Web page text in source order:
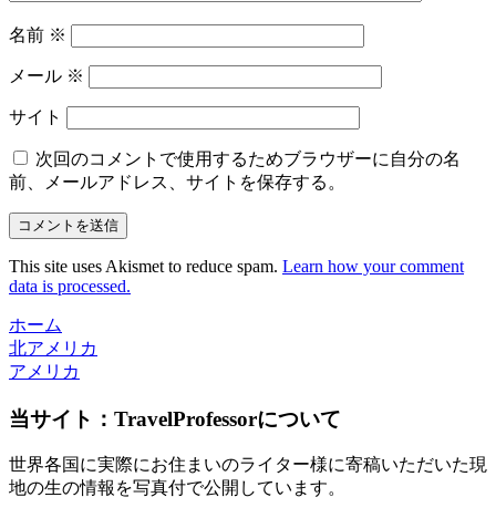
名前 ※
メール ※
サイト
次回のコメントで使用するためブラウザーに自分の名
前、メールアドレス、サイトを保存する。
This site uses Akismet to reduce spam. Learn how your comment
data is processed.
ホーム
北アメリカ
アメリカ
当サイト：TravelProfessorについて
世界各国に実際にお住まいのライター様に寄稿いただいた現
地の生の情報を写真付で公開しています。